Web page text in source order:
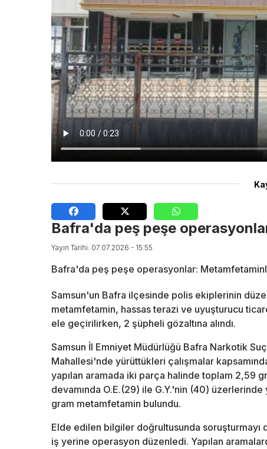
Bafra'da peş peşe
Yayın Tarihi: 07.07.2026 - 15:55
Bafra'da peş peşe operasyonlar:
Samsun'un Bafra ilçesinde polis ekiplerinin
metamfetamin, hassas terazi ve uyuşturucu
ele geçirilirken, 2 şüpheli gözaltına alındı.
Samsun İl Emniyet Müdürlüğü Bafra Narkotik
Mahallesi'nde yürüttükleri çalışmalar
yapılan aramada iki parça halinde toplam 2,59
devamında O.E.(29) ile G.Y.'nin (40)
gram metamfetamin bulundu.
Elde edilen bilgiler doğrultusunda
iş yerine operasyon düzenledi. Yapılan